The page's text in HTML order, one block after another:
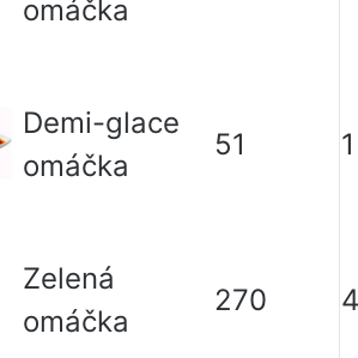
omáčka
Demi-glace
omáčka
51 1
Zelená
omáčka
270 4